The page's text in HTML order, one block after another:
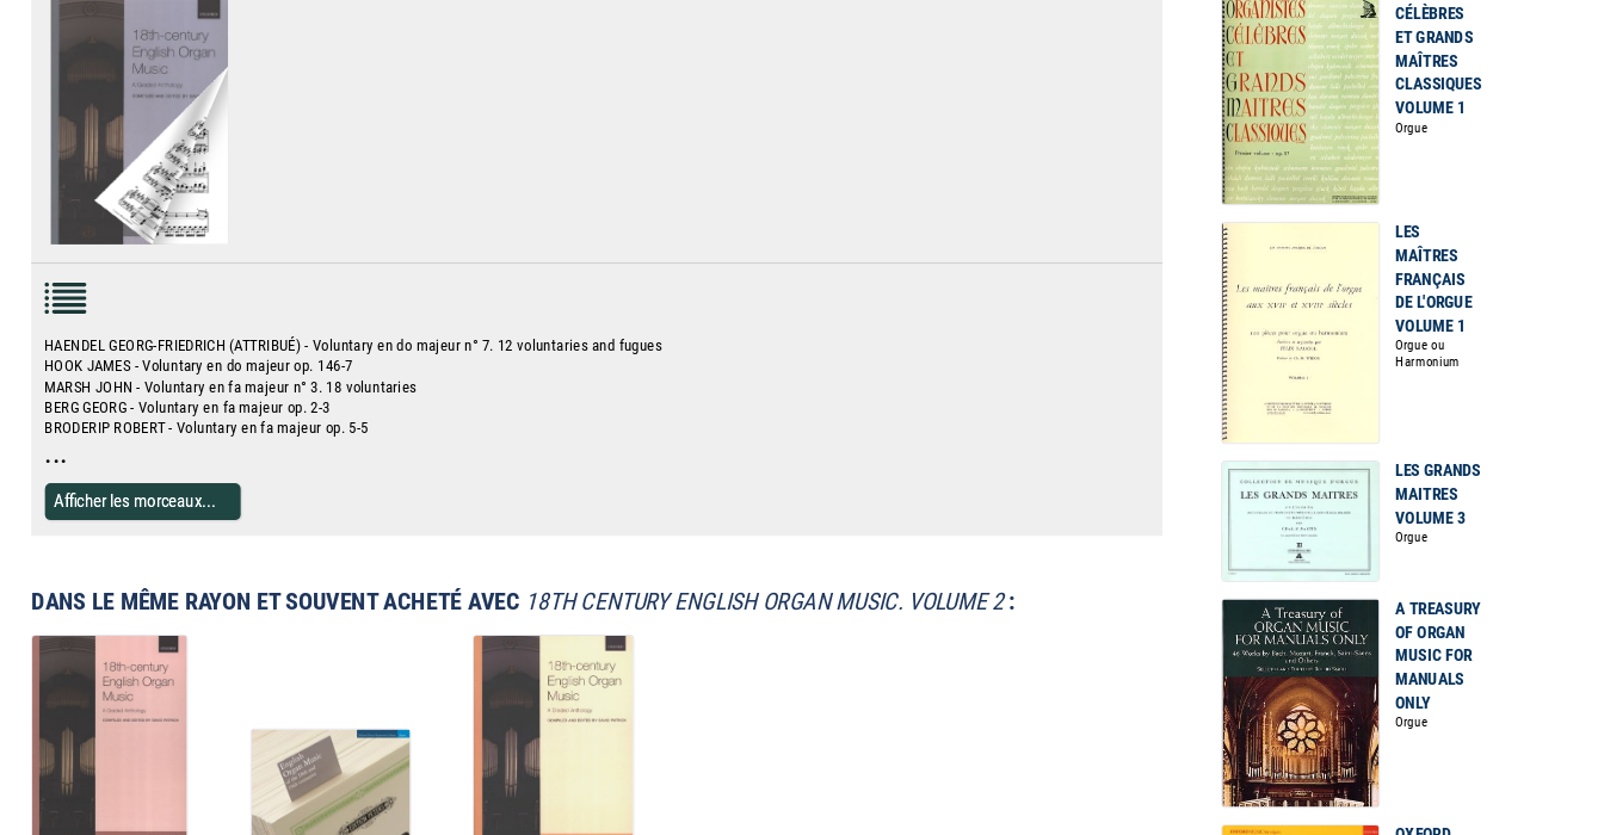
HAENDEL GEORG-FRIEDRICH (ATTRIBUÉ) - Voluntary en do majeur n° 7. 12 voluntaries and fugues
HOOK JAMES - Voluntary en do majeur op. 146-7
MARSH JOHN - Voluntary en fa majeur n° 3. 18 voluntaries
BERG GEORG - Voluntary en fa majeur op. 2-3
BRODERIP ROBERT - Voluntary en fa majeur op. 5-5
...
Afficher les morceaux...
DANS LE MÊME RAYON ET SOUVENT ACHETÉ AVEC 18TH CENTURY ENGLISH ORGAN MUSIC. VOLUME 2:
CÉLÈBRES
ET GRANDS
MAÎTRES
CLASSIQUES
VOLUME 1
Orgue
LES
MAÎTRES
FRANÇAIS
DE L'ORGUE
VOLUME 1
Orgue ou
Harmonium
LES GRANDS
MAITRES
VOLUME 3
Orgue
A TREASURY
OF ORGAN
MUSIC FOR
MANUALS
ONLY
Orgue